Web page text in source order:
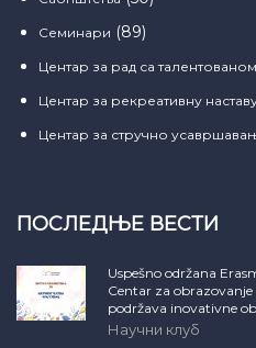
Семинари (89)
Центар за рад са
Центар за рекреативну
Центар за стручно
ПОСЛЕДЊЕ ВЕСТИ
Uspešno održana
Centar za
podržava inovativne
Научни клуб